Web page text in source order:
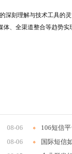
深刻理解与技术工具的
、全渠道整合等趋势
08-06
106短信
08-06
国际短信